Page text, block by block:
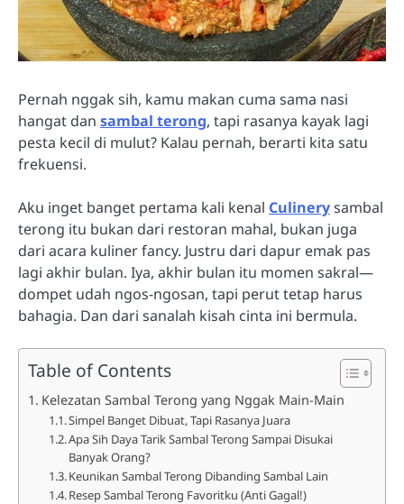
Pernah nggak sih, kamu makan cuma sama nasi
hangat dan sambal terong, tapi rasanya kayak lagi
pesta kecil di mulut? Kalau pernah, berarti kita satu
frekuensi.
Aku inget banget pertama kali kenal Culinerysambal
terong itu bukan dari restoran mahal, bukan juga
dari acara kuliner fancy. Justru dari dapur emak pas
lagi akhir bulan. Iya, akhir bulan itu momen sakral—
dompet udah ngos-ngosan, tapi perut tetap harus
bahagia. Dan dari sanalah kisah cinta ini bermula.
Table of Contents
Kelezatan Sambal Terong yang Nggak Main-Main
Simpel Banget Dibuat, Tapi Rasanya Juara
Apa Sih Daya Tarik Sambal Terong Sampai Disukai
Banyak Orang?
Keunikan Sambal Terong Dibanding Sambal Lain
Resep Sambal Terong Favoritku (Anti Gagal!)